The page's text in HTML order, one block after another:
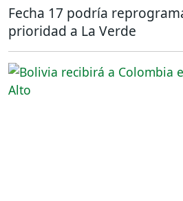
Fecha 17 podría
prioridad a La Verde